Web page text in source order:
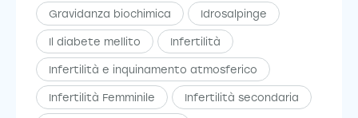
Gravidanza biochimica Idrosalpinge
Il diabete mellito Infertilità
Infertilità e inquinamento atmosferico
Infertilità Femminile Infertilità secondaria